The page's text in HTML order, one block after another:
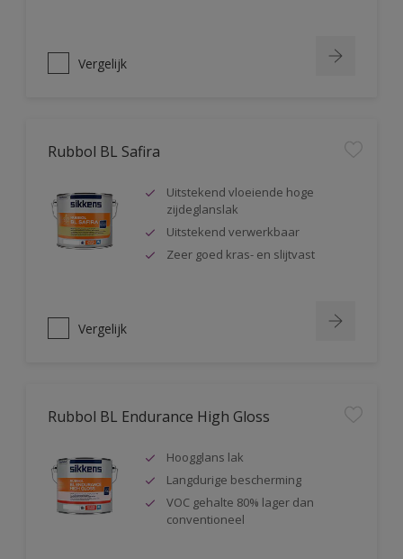
Vergelijk
Rubbol BL Safira
Uitstekend vloeiende hoge
zijdeglanslak
Uitstekend verwerkbaar
Zeer goed kras- en slijtvast
Vergelijk
Rubbol BL Endurance High Gloss
Hoogglans lak
Langdurige bescherming
VOC gehalte 80% lager dan
conventioneel